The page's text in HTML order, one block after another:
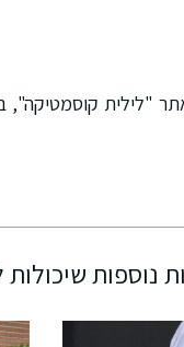
נוספות שיכולות